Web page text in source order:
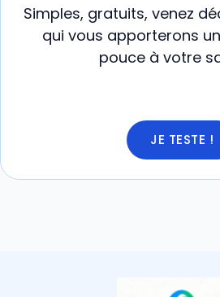
Simples, gratuits, venez
qui vous apporterons
pouce à votre
JE TESTE !